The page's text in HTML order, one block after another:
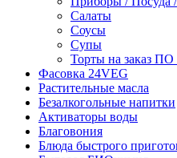
Салаты
Соусы
Супы
Торты на заказ
Фасовка 24VEG
Растительные масла
Безалкогольные напитки
Активаторы воды
Благовония
Блюда быстрого